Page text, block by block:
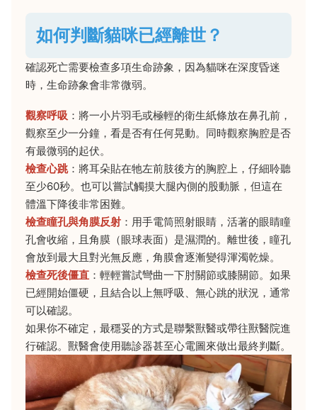
如何判斷貓咪已經離世？
確認死亡需要檢查多項生命跡象，因為貓咪在深度昏迷
時，生命跡象會非常微弱。
觀察呼吸 ：將一小片羽毛或極輕的衛生紙條放在鼻孔前，
觀察至少一分鐘，看是否有任何晃動。同時觀察胸腔是否
有最微弱的起伏。
檢查心跳：將耳朵貼在牠左前肢後方的胸腔上，仔細聆聽
至少60秒。也可以嘗試觸摸大腿內側的股動脈，但這在
體溫下降後非常困難。
檢查瞳孔與角膜反射 ：用手電筒照射眼睛，活著的眼睛瞳
孔會收縮，且角膜（眼球表面）是濕潤的。離世後，瞳孔
會放到最大且對光無反應，角膜會逐漸變得渾濁乾燥。
檢查死後僵直 ：輕輕嘗試彎曲一下肘關節或膝關節。如果
已經開始僵硬，且結合以上無呼吸、無心跳的狀況，通常
可以確認。
如果你不確定，最穩妥的方式是聯繫獸醫或帶往獸醫院進
行確認。獸醫會使用聽診器甚至心電圖來做出最終判斷。